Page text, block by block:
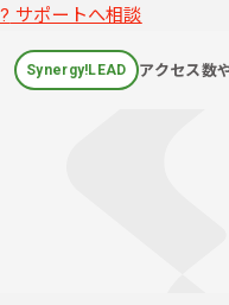
? サポートへ相談
Synergy!LEAD アクセス数